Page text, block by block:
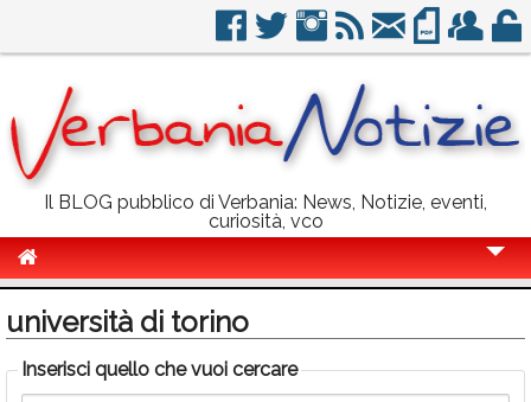
Il BLOG pubblico di Verbania: News, Notizie, eventi,
curiosità, vco
Politica
Sport
università di torino
Inserisci quello che vuoi cercare